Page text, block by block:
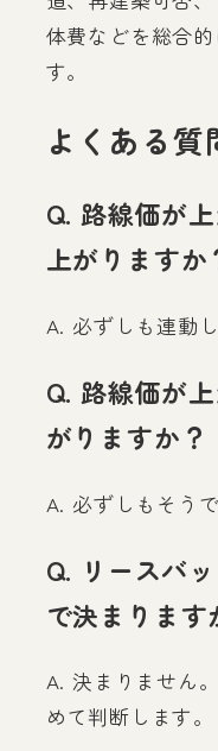
体費などを総合
す。
よくある質
Q. 路線価が
上がりますか
A. 必ずしも連動し
Q. 路線価が
がりますか？
A. 必ずしもそう
Q. リースバ
で決まります
A. 決まりません
めて判断します。